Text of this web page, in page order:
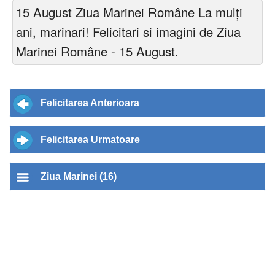
15 August Ziua Marinei Române La mulți
ani, marinari! Felicitari si imagini de Ziua
Marinei Române - 15 August.
Felicitarea Anterioara
Felicitarea Urmatoare
Ziua Marinei (16)